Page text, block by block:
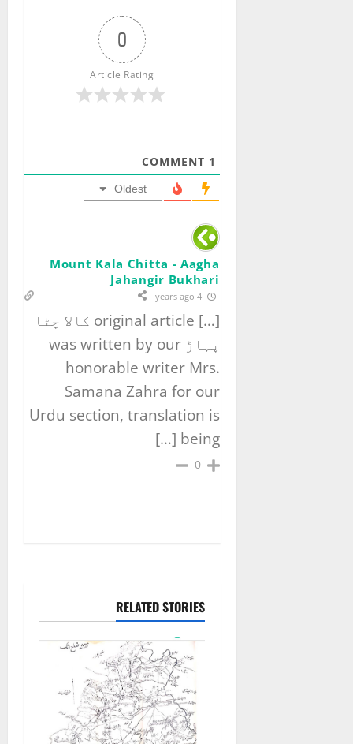
t
i
o
n
0
Article Rating
1
Oldest
Mount Kala Chitta - Aagha
Jahangir Bukhari
4 years ago
[…] original article کالا چٹا
پہاڑ was written by our
honorable writer Mrs.
Samana Zahra for our
Urdu section, translation is
being […]
0
RELATED STORIES